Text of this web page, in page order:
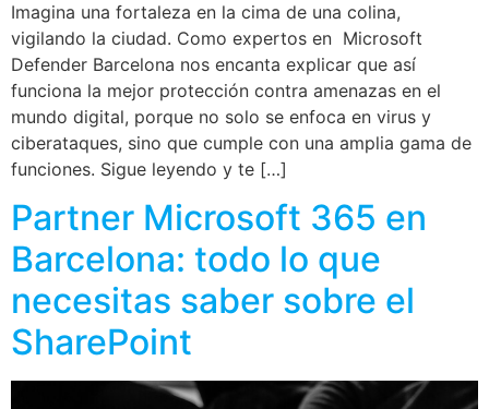
Imagina una fortaleza en la cima de una colina,
vigilando la ciudad. Como expertos en Microsoft
Defender Barcelona nos encanta explicar que así
funciona la mejor protección contra amenazas en el
mundo digital, porque no solo se enfoca en virus y
ciberataques, sino que cumple con una amplia gama de
funciones. Sigue leyendo y te […]
Partner Microsoft 365 en
Barcelona: todo lo que
necesitas saber sobre el
SharePoint